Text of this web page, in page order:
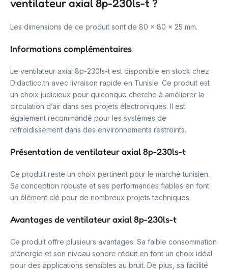
ventilateur axial 8p-230ls-t ?
Les dimensions de ce produit sont de 80 x 80 x 25 mm.
Informations complémentaires
Le ventilateur axial 8p-230ls-t est disponible en stock chez
Didactico.tn avec livraison rapide en Tunisie. Ce produit est
un choix judicieux pour quiconque cherche à améliorer la
circulation d’air dans ses projets électroniques. Il est
également recommandé pour les systèmes de
refroidissement dans des environnements restreints.
Présentation de ventilateur axial 8p-230ls-t
Ce produit reste un choix pertinent pour le marché tunisien.
Sa conception robuste et ses performances fiables en font
un élément clé pour de nombreux projets techniques.
Avantages de ventilateur axial 8p-230ls-t
Ce produit offre plusieurs avantages. Sa faible consommation
d’énergie et son niveau sonore réduit en font un choix idéal
pour des applications sensibles au bruit. De plus, sa facilité